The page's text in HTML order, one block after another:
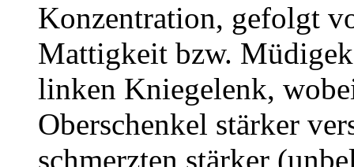
Konzentration, gefolgt
Mattigkeit bzw.
linken Kniegelenk,
Oberschenkel stärker
schmerzten stärker